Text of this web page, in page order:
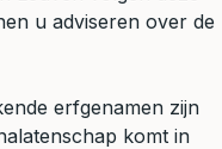
u adviseren over de
erfgenamen zijn
komt in